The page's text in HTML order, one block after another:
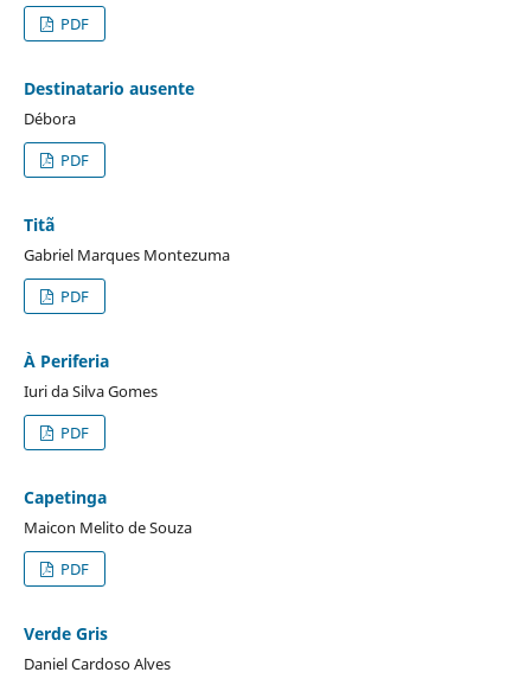
PDF
Destinatario ausente
Débora
PDF
Titã
Gabriel Marques Montezuma
PDF
À Periferia
Iuri da Silva Gomes
PDF
Capetinga
Maicon Melito de Souza
PDF
Verde Gris
Daniel Cardoso Alves